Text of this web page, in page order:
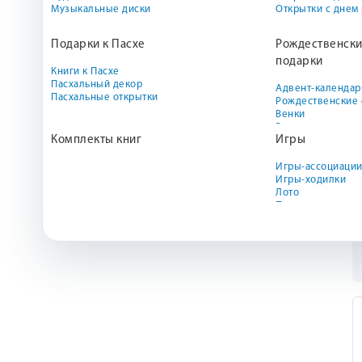
Музыкальные диски
Открытки с
Подарки к Пасхе
Книги к Пасхе
Пасхальный декор
Пасхальные открытки
подарки
Адвент-
Рождественские
Венки
Вертепы
Декор
Книги к
Наборы для
Новогодние
Подарочные
Свечи
Комплекты книг Игры
Игры-ассоциации
Игры-ходилки
Лото
Пазлы